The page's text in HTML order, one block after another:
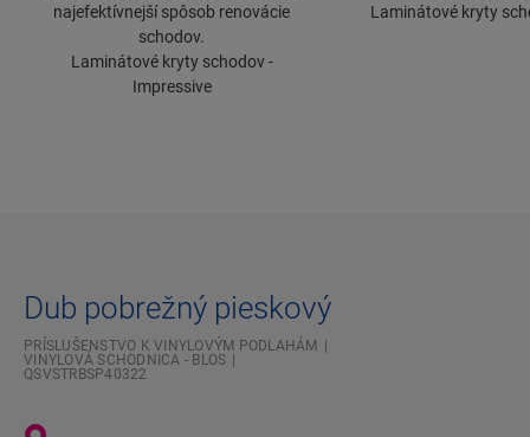
najefektívnejší spôsob renovácie
schodov.
Laminátové kryty schodov -
Impressive
Laminátové kryty
Dub pobrežný pieskový
PRÍSLUŠENSTVO K VINYLOVÝM PODLAHÁM
VINYLOVÁ SCHODNICA - BLOS
QSVSTRBSP40322